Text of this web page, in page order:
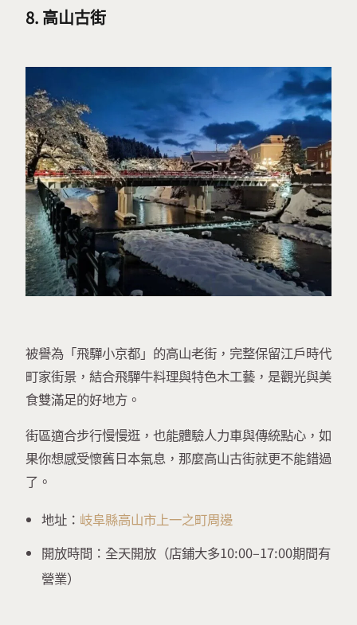
8. 高山古街
被譽為「飛驒小京都」的高山老街，完整保留江戶時代
町家街景，結合飛驒牛料理與特色木工藝，是觀光與美
食雙滿足的好地方。
街區適合步行慢慢逛，也能體驗人力車與傳統點心，如
果你想感受懷舊日本氣息，那麼高山古街就更不能錯過
了。
地址： 岐阜縣高山市上一之町周邊
開放時間：全天開放（店鋪大多10:00–17:00期間有
營業）